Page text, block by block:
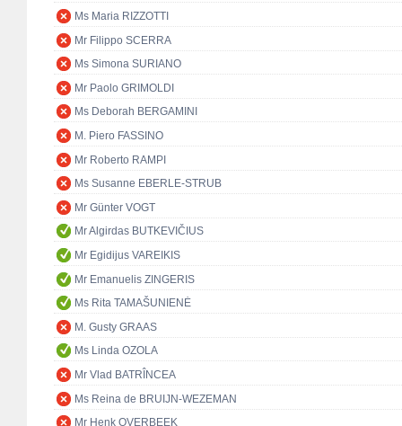
Ms Maria RIZZOTTI
Mr Filippo SCERRA
Ms Simona SURIANO
Mr Paolo GRIMOLDI
Ms Deborah BERGAMINI
M. Piero FASSINO
Mr Roberto RAMPI
Ms Susanne EBERLE-STRUB
Mr Günter VOGT
Mr Algirdas BUTKEVIČIUS
Mr Egidijus VAREIKIS
Mr Emanuelis ZINGERIS
Ms Rita TAMAŠUNIENĖ
M. Gusty GRAAS
Ms Linda OZOLA
Mr Vlad BATRÎNCEA
Ms Reina de BRUIJN-WEZEMAN
Mr Henk OVERBEEK